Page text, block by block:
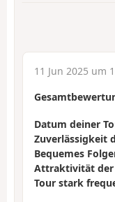
11 Jun 2025 um
Datum deiner
Zuverlässigkeit
Bequemes
Attraktivität der
Tour stark